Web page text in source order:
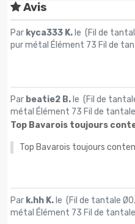
Avis
Par kyca333 K.le (Fil de
pur métal Élément 73 Fil de
Par beatie2 B.le (Fil de
métal Élément 73 Fil de tantale
Top Bavarois toujours
Top Bavarois toujours
Par k.hh K.le (Fil de tantale
métal Élément 73 Fil de tantale